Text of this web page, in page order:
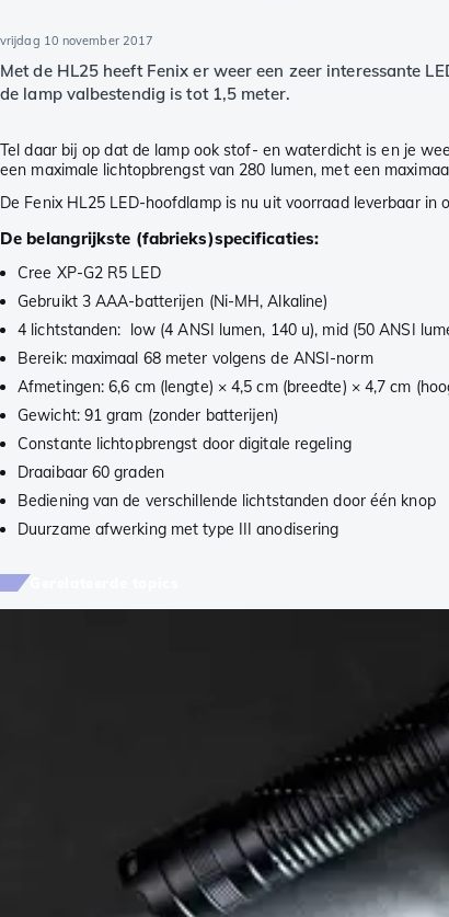
vrijdag 10 november 2017
Met de HL25 heeft Fenix er weer een zeer interessante
de lamp valbestendig is tot 1,5 meter.
Tel daar bij op dat de lamp ook stof- en waterdicht is en je
een maximale lichtopbrengst van 280 lumen, met een
De Fenix HL25 LED-hoofdlamp is nu uit voorraad leverbaar in
De belangrijkste (fabrieks)specificaties:
Cree XP-G2 R5 LED
Gebruikt 3 AAA-batterijen (Ni-MH, Alkaline)
4 lichtstanden: low (4 ANSI lumen, 140 u), mid (50 ANSI
Bereik: maximaal 68 meter volgens de ANSI-norm
Afmetingen: 6,6 cm (lengte) × 4,5 cm (breedte) × 4,7 cm
Gewicht: 91 gram (zonder batterijen)
Constante lichtopbrengst door digitale regeling
Draaibaar 60 graden
Bediening van de verschillende lichtstanden door één knop
Duurzame afwerking met type III anodisering